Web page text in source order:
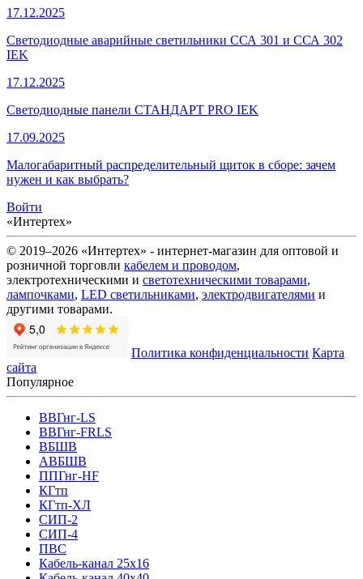
17.12.2025
Светодиодные аварийные светильники ССА 301 и ССА 302
IEK
17.12.2025
Светодиодные панели СТАНДАРТ PRO IEK
17.09.2025
Малогабаритный распределительный щиток в сборе: зачем
нужен и как выбрать?
Войти
«Интертех»
© 2019–2026 «Интертех» - интернет-магазин для оптовой и
розничной торговли кабелем и проводом,
электротехническими и светотехническими товарами,
лампочками, LED светильниками, электродвигателями и
другими товарами.
Политика конфиденциальности Карта
сайта
Популярное
ВВГнг-LS
ВВГнг-FRLS
ВБШВ
АВБШВ
ППГнг-HF
КГтп
КГтп-ХЛ
СИП-2
СИП-4
ПВС
Кабель-канал 25х16